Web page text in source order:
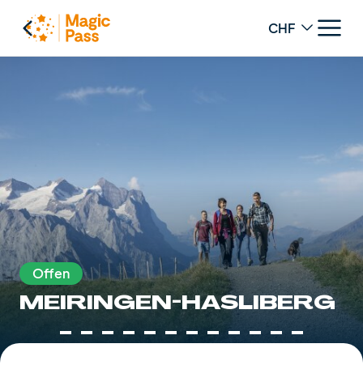
Change
Offen
MEIRINGEN-HASLIBERG